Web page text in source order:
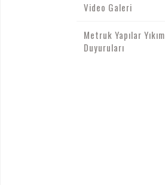
Video Galeri
Metruk Yapılar Yıkım
Duyuruları